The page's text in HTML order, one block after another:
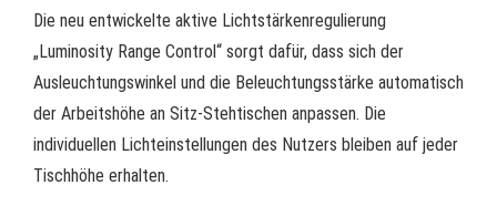
Die neu entwickelte aktive Lichtstärkenregulierung
„Luminosity Range Control“ sorgt dafür, dass sich der
Ausleuchtungswinkel und die Beleuchtungsstärke automatisch
der Arbeitshöhe an Sitz-Stehtischen anpassen. Die
individuellen Lichteinstellungen des Nutzers bleiben auf jeder
Tischhöhe erhalten.